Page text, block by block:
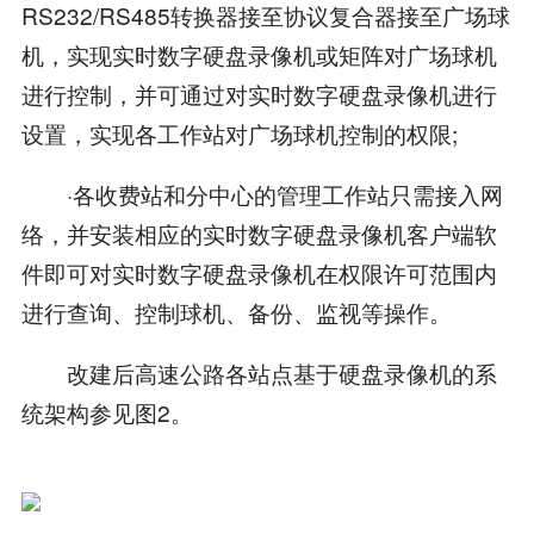
RS232/RS485转换器接至协议复合器接至广场球
机，实现实时数字硬盘录像机或矩阵对广场球机
进行控制，并可通过对实时数字硬盘录像机进行
设置，实现各工作站对广场球机控制的权限;
·各收费站和分中心的管理工作站只需接入网
络，并安装相应的实时数字硬盘录像机客户端软
件即可对实时数字硬盘录像机在权限许可范围内
进行查询、控制球机、备份、监视等操作。
改建后高速公路各站点基于硬盘录像机的系
统架构参见图2。